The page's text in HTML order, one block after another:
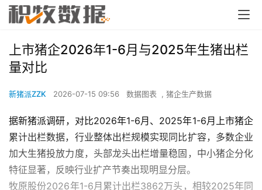
上市猪企2026年1-6月与2025年生猪出栏
量对比
新猪派ZZK 2026-07-15 09:56 数据图表 , 猪企生产数据
据新猪派调研，对比2026年1-6月、2025年1-6月上市猪企
累计出栏数据，行业整体出栏规模实现同比扩容，多数企业
加大生猪投放力度，头部龙头出栏增量稳固，中小猪企分化
特征显著，反映行业扩产节奏出现明显分层。
牧原股份2026年1-6月累计出栏3862万头，相较2025年同